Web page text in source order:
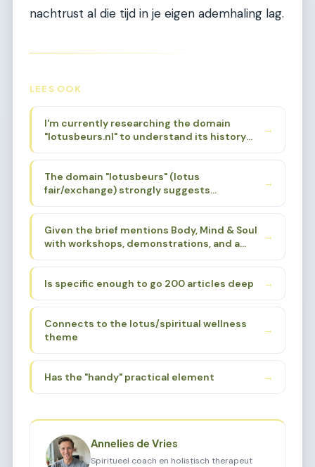
nachtrust al die tijd in je eigen ademhaling lag.
LEES OOK
I'm currently researching the domain
"lotusbeurs.nl" to understand its history
and original focus. Based on the niche brief
provided, I know it was associated with
Body, Mind & Soul events. I need to find a
specific sub-sub-niche that aligns with the
domain's history and name, while also being
deep enough for 200 articles.
→
The domain "lotusbeurs" (lotus
fair/exchange) strongly suggests
spirituality, alternative wellness, and
holistic living. The lotus flower is a powerful
symbol in Eastern spirituality - Buddhism,
Hinduism, yoga traditions. The "beurs"
(fair/market) aspect suggests a gathering
place for these practices.
→
Given the brief mentions Body, Mind & Soul
with workshops, demonstrations, and a
loving atmosphere, I need to find a sub-
sub-niche that:
→
Is specific enough to go 200 articles deep →
Connects to the lotus/spiritual wellness
theme
→
Has the "handy" practical element →
Annelies de Vries
Spiritueel coach en holistisch therapeut